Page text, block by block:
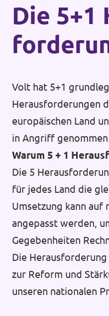
Die 5+1
Volt hat 5+1
Herausforderungen
europäischen Land
in Angriff
Warum 5 + 1
Die 5
für jedes Land die
Umsetzung kann auf
angepasst werden,
Gegebenheiten
Die Herausforderung
zur Reform und
unseren nationalen